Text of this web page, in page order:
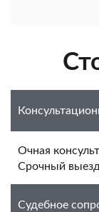
Очная
Срочный
Судебное